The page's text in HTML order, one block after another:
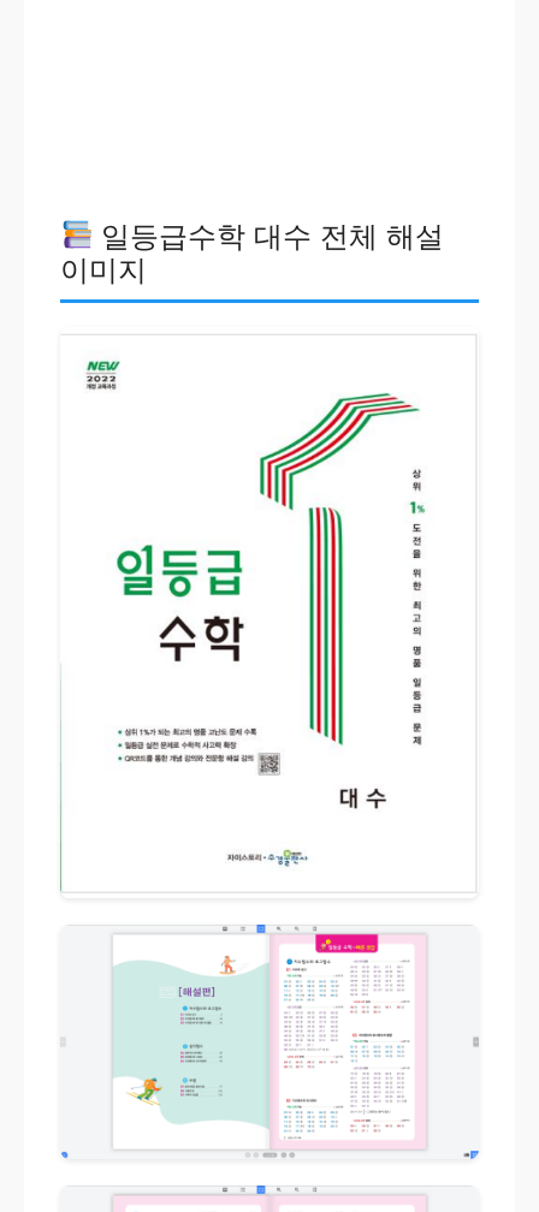
일등급수학 대수 전체 해설
이미지